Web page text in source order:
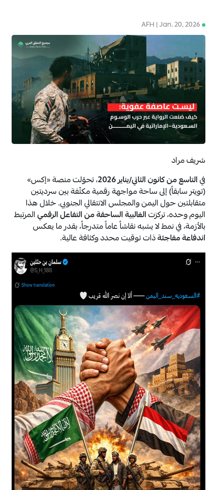
AFH | Jan. 20, 2026
شريف مراد
فيالتاسع من كانون الثاني/يناير 2026
، تحوّلت منصة «إكس»
(تويتر سابقاً) إلى ساحة مواجهة رقمية مكثّفة بين سرديتين
متقابلتين حول اليمن والمجلس الانتقالي الجنوبي. خلال هذا
اليوم وحده، تركزتالغالبية الساحقة من التفاعل الرقميالمرتبط
بالأزمة، في نمط لا يشبه نقاشاً عاماً متدرجاً، بقدر ما يعكس
اندفاعة مفاجئةذات توقيت محدد وكثافة عالية.